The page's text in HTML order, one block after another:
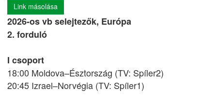
Link másolása
2026-os vb selejtezők, Európa
2. forduló
I csoport
18:00 Moldova–Észtország (TV: Spíler2)
20:45 Izrael–Norvégia (TV: Spíler1)